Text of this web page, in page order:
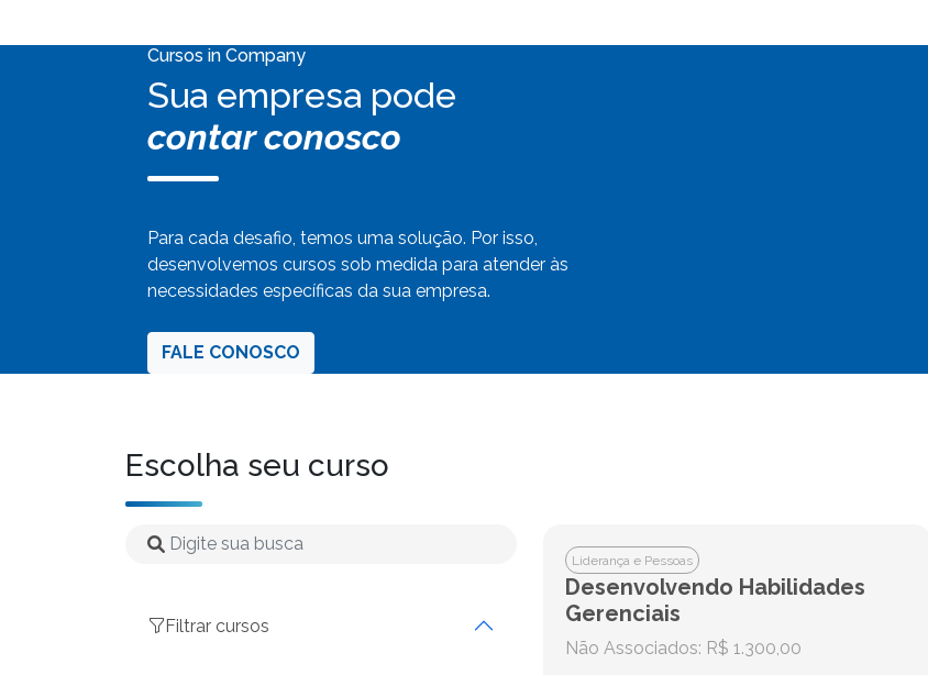
Cursos in Company
Sua empresa pode
contar conosco
Para cada desafio, temos uma solução. Por isso,
desenvolvemos cursos sob medida para atender às
necessidades específicas da sua empresa.
FALE CONOSCO
Escolha seu curso
Filtrar cursos
Liderança e Pessoas
Desenvolvendo Habilidades
Gerenciais
Não Associados: R$ 1.300,00